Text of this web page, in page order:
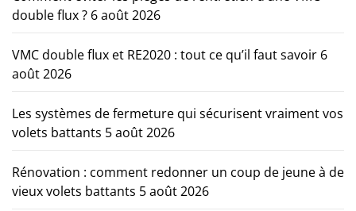
double flux ? 6 août 2026
VMC double flux et RE2020 : tout ce qu’il faut savoir 6
août 2026
Les systèmes de fermeture qui sécurisent vraiment vos
volets battants 5 août 2026
Rénovation : comment redonner un coup de jeune à de
vieux volets battants 5 août 2026